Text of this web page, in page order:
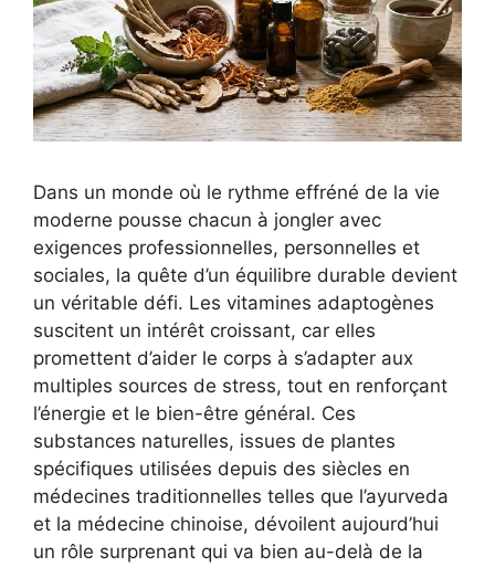
Dans un monde où le rythme effréné de la vie
moderne pousse chacun à jongler avec
exigences professionnelles, personnelles et
sociales, la quête d’un équilibre durable devient
un véritable défi. Les vitamines adaptogènes
suscitent un intérêt croissant, car elles
promettent d’aider le corps à s’adapter aux
multiples sources de stress, tout en renforçant
l’énergie et le bien-être général. Ces
substances naturelles, issues de plantes
spécifiques utilisées depuis des siècles en
médecines traditionnelles telles que l’ayurveda
et la médecine chinoise, dévoilent aujourd’hui
un rôle surprenant qui va bien au-delà de la